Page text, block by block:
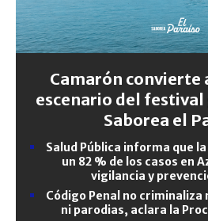
Camarón convierte
escenario del
Saborea el
Salud Pública informa que
un 82 % de los casos en
vigilancia y
Código Penal no
ni parodias, aclara la